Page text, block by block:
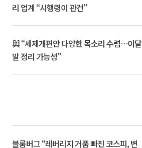
리 업계 “시행령이 관건”
與 “세제개편안 다양한 목소리 수렴…이달
말 정리 가능성”
블룸버그 “레버리지 거품 빠진 코스피, 변